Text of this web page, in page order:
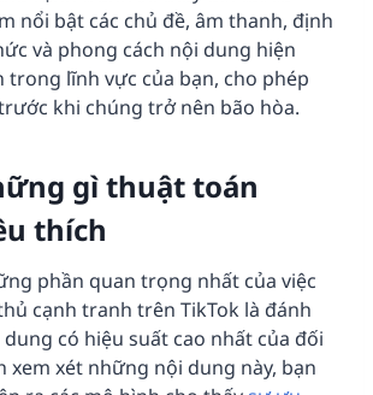
nổi bật các chủ đề, âm thanh, định
và phong cách nội dung hiện
trong lĩnh vực của bạn, cho phép
khi chúng trở nên bão hòa.
gì thuật toán
thích
phần quan trọng nhất của việc
cạnh tranh trên TikTok là đánh
có hiệu suất cao nhất của đối
xem xét những nội dung này, bạn